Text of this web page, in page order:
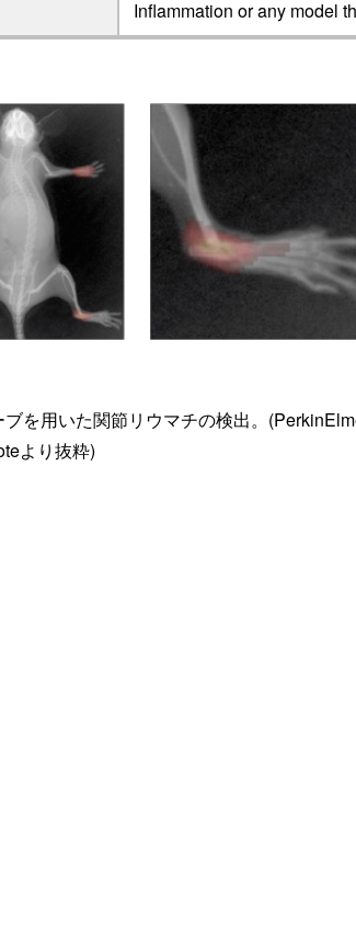
Inflammation or any model
を用いた関節リウマチの検出。
より抜粋)